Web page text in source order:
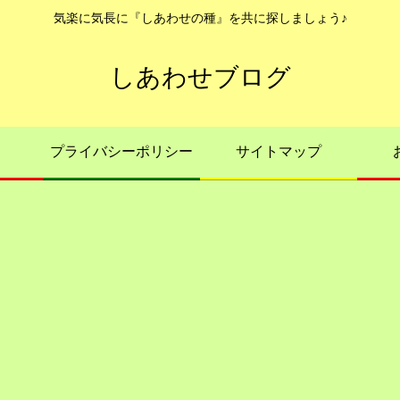
気楽に気長に『しあわせの種』を共に探しましょう♪
しあわせブログ
プライバシーポリシー サイトマップ